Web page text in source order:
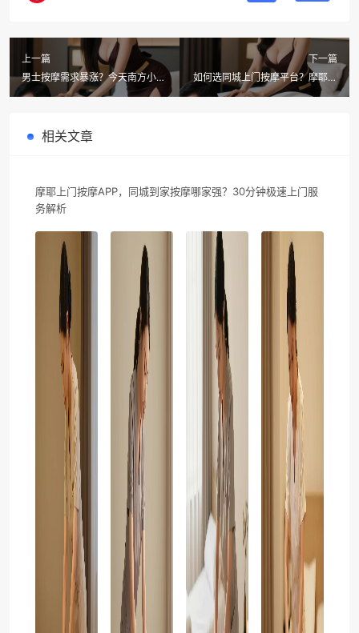
上一篇
男士按摩需求暴涨？今天南方小
年，摩耶上门按摩技师让你活成自
下一篇
如何选同城上门按摩平台？摩耶上
门按摩解锁春节松弛感，每一条好
相关文章
摩耶上门按摩APP，同城到家按摩哪家强？30分钟极速上门服
务解析